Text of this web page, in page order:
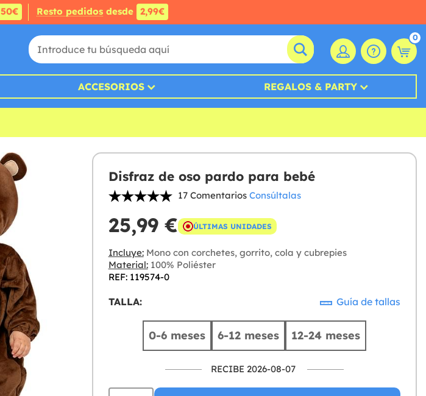
50€ Resto pedidosdesde 2,99€
0
ACCESORIOS REGALOS & PARTY
Disfraz de oso pardo para bebé
17 Comentarios Consúltalas
25,99 € ÚLTIMAS UNIDADES
Incluye:Mono con corchetes, gorrito, cola y cubrepies
Material:100% Poliéster
REF: 119574-0
TALLA: Guía de tallas
0-6 meses 6-12 meses 12-24 meses
RECIBE 2026-08-07